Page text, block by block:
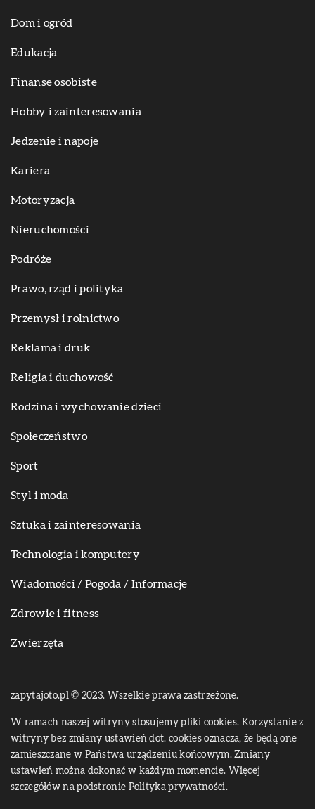
Dom i ogród
Edukacja
Finanse osobiste
Hobby i zainteresowania
Jedzenie i napoje
Kariera
Motoryzacja
Nieruchomości
Podróże
Prawo, rząd i polityka
Przemysł i rolnictwo
Reklama i druk
Religia i duchowość
Rodzina i wychowanie dzieci
Społeczeństwo
Sport
Styl i moda
Sztuka i zainteresowania
Technologia i komputery
Wiadomości / Pogoda / Informacje
Zdrowie i fitness
Zwierzęta
zapytajoto.pl © 2023. Wszelkie prawa zastrzeżone.
W ramach naszej witryny stosujemy pliki cookies. Korzystanie z
witryny bez zmiany ustawień dot. cookies oznacza, że będą one
zamieszczane w Państwa urządzeniu końcowym. Zmiany
ustawień można dokonać w każdym momencie. Więcej
szczegółów na podstronie Polityka prywatności.